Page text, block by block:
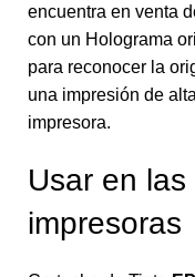
encuentra en venta
con un Holograma
para reconocer la
una impresión de
impresora.
Usar en
impresoras